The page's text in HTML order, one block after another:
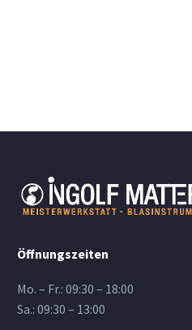
Öffnungszeiten
Mo. – Fr.: 09:30 – 18:00
Sa.: 09:30 – 13:00